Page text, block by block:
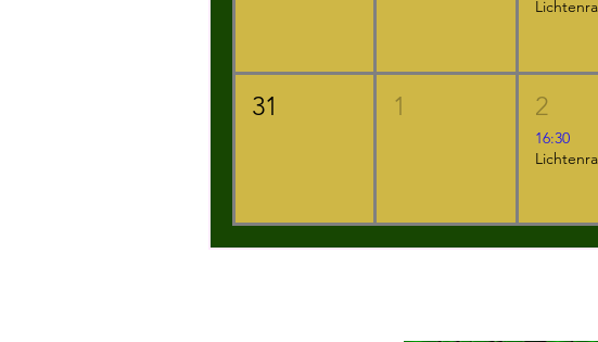
31 1 2
16:30